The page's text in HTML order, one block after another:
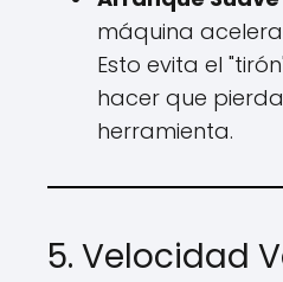
máquina
Esto evita el
hacer que
herramienta.
5. Velocidad